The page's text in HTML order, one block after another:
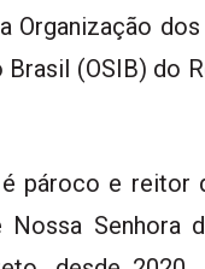
Organização
(OSIB) do
pároco e reitor
Nossa Senhora